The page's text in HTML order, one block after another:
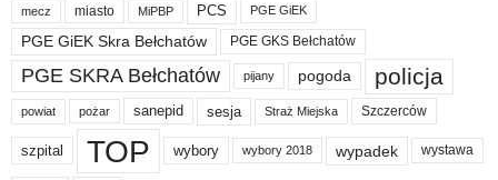
mecz miasto MiPBP PCS PGE GiEK
PGE GiEK Skra Bełchatów PGE GKS Bełchatów
PGE SKRA Bełchatów pijany pogoda policja
powiat pożar sanepid sesja Straż Miejska Szczerców
szpital TOP wybory wybory 2018 wypadek wystawa